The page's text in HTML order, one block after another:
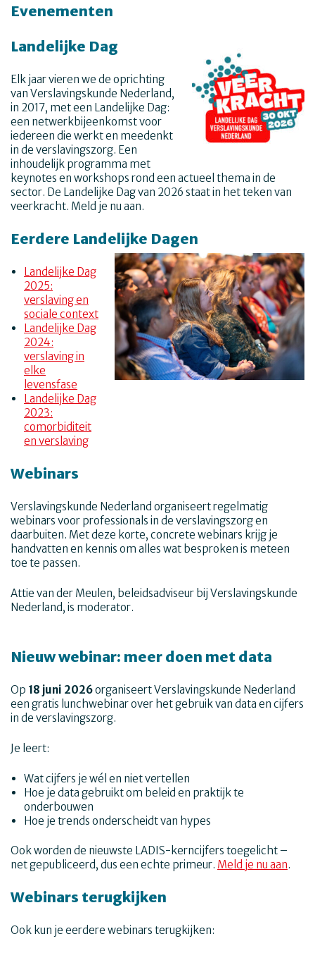
Evenementen
Landelijke Dag
Elk jaar vieren we de oprichting
van Verslavingskunde Nederland,
in 2017, met een Landelijke Dag:
een netwerkbijeenkomst voor
iedereen die werkt en meedenkt
in de verslavingszorg. Een
inhoudelijk programma met
keynotes en workshops rond een actueel thema in de
sector. De Landelijke Dag van 2026 staat in het teken van
veerkracht. Meld je nu aan.
Eerdere Landelijke Dagen
Landelijke Dag
2025:
verslaving en
sociale context
Landelijke Dag
2024:
verslaving in
elke
levensfase
Landelijke Dag
2023:
comorbiditeit
en verslaving
Webinars
Verslavingskunde Nederland organiseert regelmatig
webinars voor professionals in de verslavingszorg en
daarbuiten. Met deze korte, concrete webinars krijg je
handvatten en kennis om alles wat besproken is meteen
toe te passen.
Attie van der Meulen, beleidsadviseur bij Verslavingskunde
Nederland, is moderator.
Nieuw webinar: meer doen met data
Op 18 juni 2026organiseert Verslavingskunde Nederland
een gratis lunchwebinar over het gebruik van data en cijfers
in de verslavingszorg.
Je leert:
Wat cijfers je wél en niet vertellen
Hoe je data gebruikt om beleid en praktijk te
onderbouwen
Hoe je trends onderscheidt van hypes
Ook worden de nieuwste LADIS-kerncijfers toegelicht –
net gepubliceerd, dus een echte primeur. Meld je nu aan.
Webinars terugkijken
Ook kun je eerdere webinars terugkijken: